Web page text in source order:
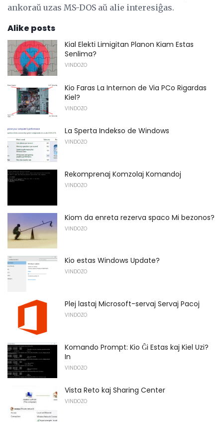
ankoraŭ uzas MS-DOS aŭ alie interesiĝas.
Alike posts
Kial Elekti Limigitan Planon Kiam Estas
Senlima?
VINDOZO
Kio Faras La Internon de Via PCo Rigardas
Kiel?
VINDOZO
La Sperta Indekso de Windows
VINDOZO
Rekomprenaj Komzolaj Komandoj
VINDOZO
Kiom da enreta rezerva spaco Mi bezonos?
VINDOZO
Kio estas Windows Update?
VINDOZO
Plej lastaj Microsoft-servaj Servaj Pacoj
VINDOZO
Komando Prompt: Kio Ĝi Estas kaj Kiel Uzi?
In
VINDOZO
Vista Reto kaj Sharing Center
VINDOZO